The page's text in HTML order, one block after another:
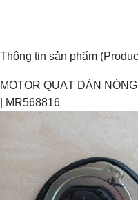
Thông tin sản phẩm
MOTOR QUẠT DÀN
| MR568816